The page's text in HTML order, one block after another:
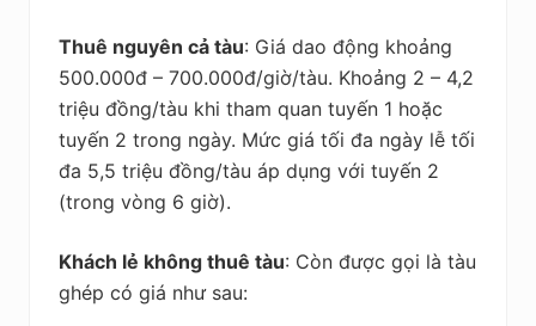
Thuê nguyên cả tàu: Giá dao động khoảng
500.000đ – 700.000đ/giờ/tàu. Khoảng 2 – 4,2
triệu đồng/tàu khi tham quan tuyến 1 hoặc
tuyến 2 trong ngày. Mức giá tối đa ngày lễ tối
đa 5,5 triệu đồng/tàu áp dụng với tuyến 2
(trong vòng 6 giờ).
Khách lẻ không thuê tàu: Còn được gọi là tàu
ghép có giá như sau: